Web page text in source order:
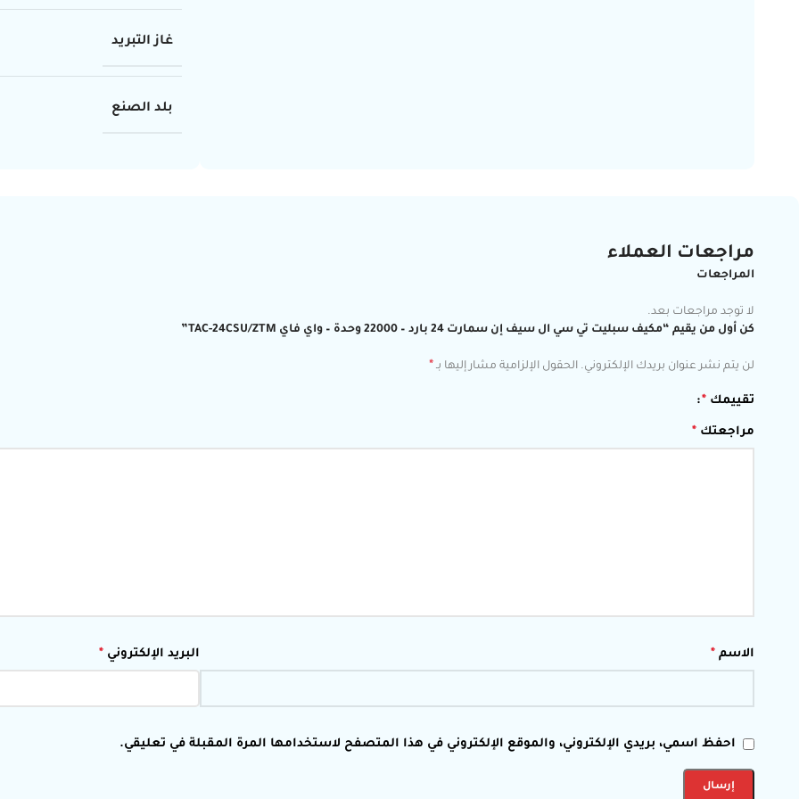
غاز التبريد
بلد الصنع
مراجعات العملاء
المراجعات
لا توجد مراجعات بعد.
كن أول من يقيم “مكيف سبليت تي سي ال سيف إن سمارت 24 بارد – 22000 وحدة – واي فاي TAC-24CSU/ZTM”
لن يتم نشر عنوان بريدك الإلكتروني. الحقول الإلزامية مشار إليها بـ *
تقييمك *
مراجعتك *
الاسم * البريد الإلكتروني *
احفظ اسمي، بريدي الإلكتروني، والموقع الإلكتروني في هذا المتصفح لاستخدامها المرة المقبلة في تعليقي.